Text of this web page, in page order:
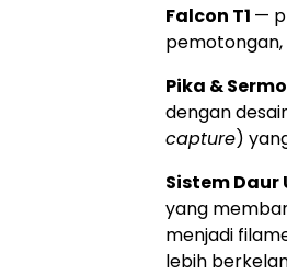
Falcon T1 —
pemotongan,
Pika &
dengan
capture)
Sistem Daur
yang
menjadi
lebih